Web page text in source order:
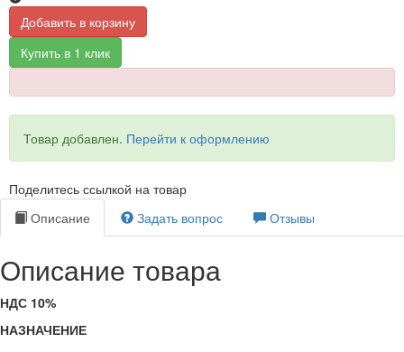
Добавить в корзину
Купить в 1 клик
Товар добавлен. Перейти к оформлению
Поделитесь ссылкой на товар
Описание
Задать вопрос Отзывы
Описание товара
НДС 10%
НАЗНАЧЕНИЕ